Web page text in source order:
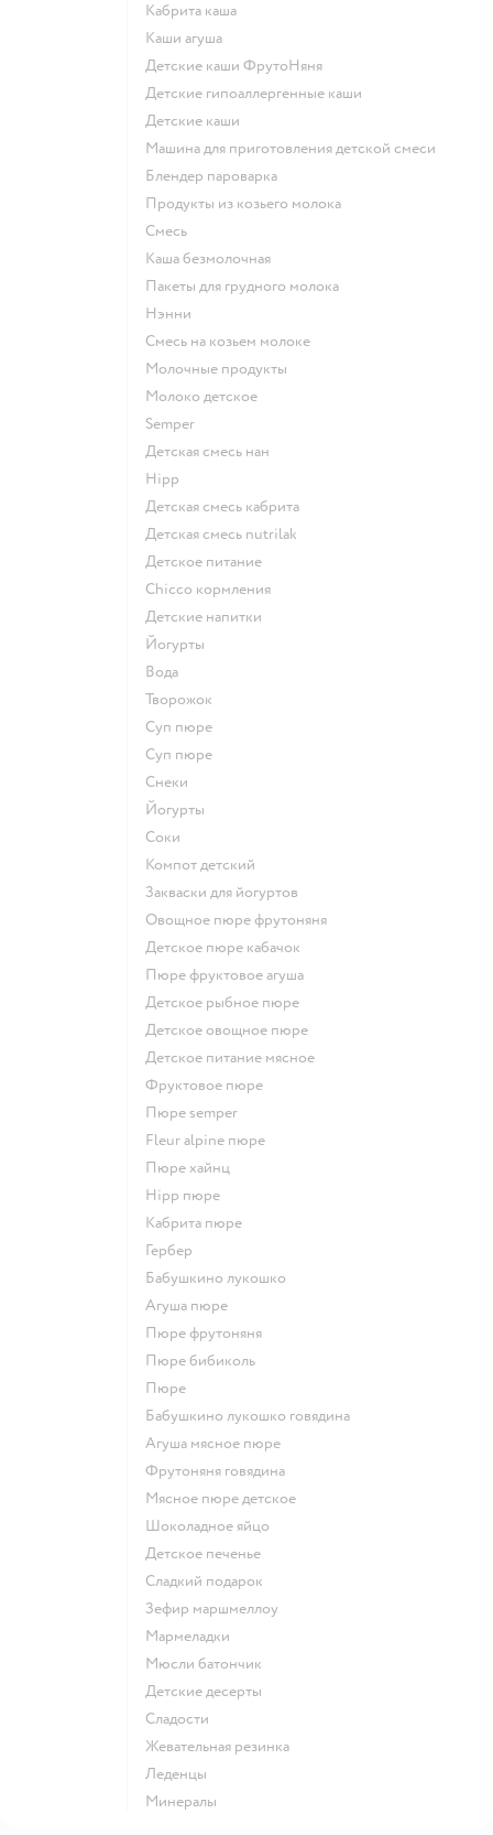
кабрита каша
каши агуша
Детские каши ФрутоНяня
Детские гипоаллергенные каши
детские каши
машина для приготовления детской смеси
блендер пароварка
продукты из козьего молока
смесь
каша безмолочная
пакеты для грудного молока
нэнни
смесь на козьем молоке
молочные продукты
молоко детское
semper
детская смесь нан
hipp
детская смесь кабрита
детская смесь nutrilak
детское питание
chicco кормления
детские напитки
йогурты
Вода
творожок
суп пюре
суп пюре
Снеки
йогурты
Соки
компот детский
Закваски для йогуртов
овощное пюре фрутоняня
детское пюре кабачок
пюре фруктовое агуша
детское рыбное пюре
детское овощное пюре
детское питание мясное
фруктовое пюре
пюре semper
fleur alpine пюре
пюре хайнц
hipp пюре
кабрита пюре
гербер
бабушкино лукошко
агуша пюре
пюре фрутоняня
пюре бибиколь
пюре
бабушкино лукошко говядина
агуша мясное пюре
фрутоняня говядина
мясное пюре детское
шоколадное яйцо
детское печенье
сладкий подарок
зефир маршмеллоу
мармеладки
мюсли батончик
детские десерты
сладости
жевательная резинка
леденцы
Минералы